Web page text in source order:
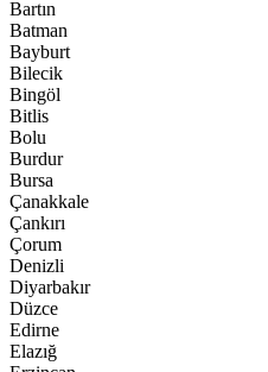
Bartın
Batman
Bayburt
Bilecik
Bingöl
Bitlis
Bolu
Burdur
Bursa
Çanakkale
Çankırı
Çorum
Denizli
Diyarbakır
Düzce
Edirne
Elazığ